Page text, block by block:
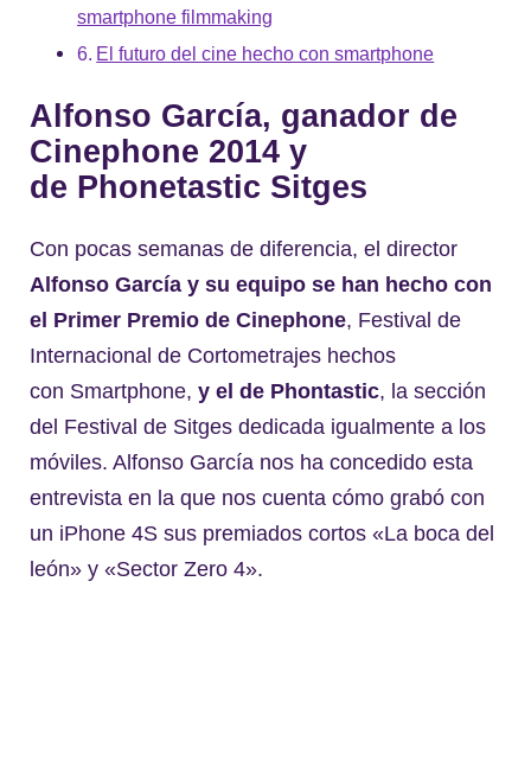
smartphone filmmaking
El futuro del cine hecho con smartphone
Alfonso García, ganador de
Cinephone 2014 y
de Phonetastic Sitges
Con pocas semanas de diferencia, el director
Alfonso García y su equipo se han hecho con
el Primer Premio de Cinephone, Festival de
Internacional de Cortometrajes hechos
con Smartphone, y el de Phontastic, la sección
del Festival de Sitges dedicada igualmente a los
móviles. Alfonso García nos ha concedido esta
entrevista en la que nos cuenta cómo grabó con
un iPhone 4S sus premiados cortos «La boca del
león» y «Sector Zero 4».